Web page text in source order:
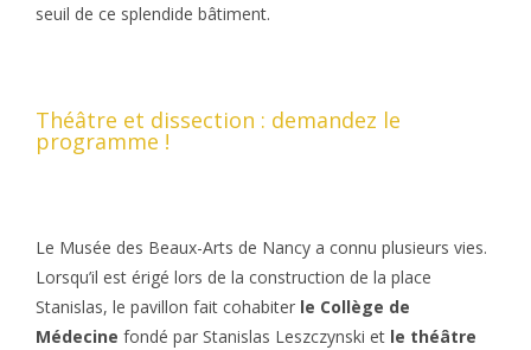
seuil de ce splendide bâtiment.
Théâtre et dissection : demandez le
programme !
Le Musée des Beaux-Arts de Nancy a connu plusieurs vies.
Lorsqu’il est érigé lors de la construction de la place
Stanislas, le pavillon fait cohabiter le Collège de
Médecine fondé par Stanislas Leszczynski et le théâtre